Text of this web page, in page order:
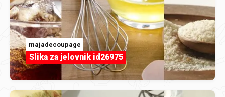
majadecoupage
Slika za jelovnik id26975